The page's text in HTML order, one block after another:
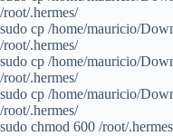
/root/.hermes/
sudo cp /home/mauricio/
/root/.hermes/
sudo cp /home/mauricio/
/root/.hermes/
sudo cp /home/mauricio/
/root/.hermes/
sudo chmod 600 /root/